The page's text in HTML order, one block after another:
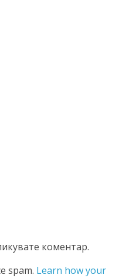
коментар.
spam. Learn how your